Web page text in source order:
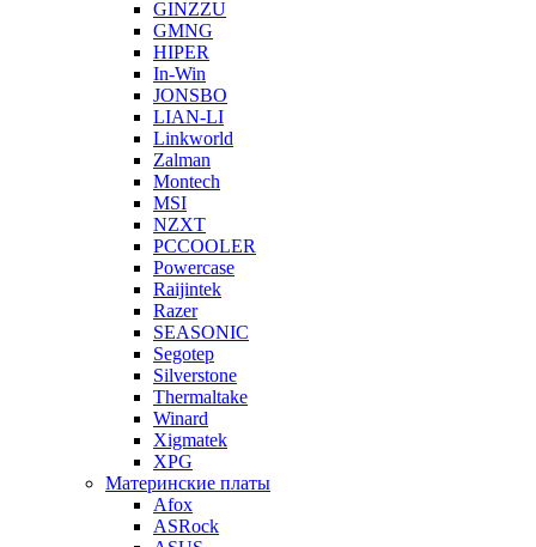
GINZZU
GMNG
HIPER
In-Win
JONSBO
LIAN-LI
Linkworld
Zalman
Montech
MSI
NZXT
PCCOOLER
Powercase
Raijintek
Razer
SEASONIC
Segotep
Silverstone
Thermaltake
Winard
Xigmatek
XPG
Материнские платы
Afox
ASRock